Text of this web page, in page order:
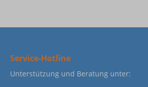
Service-Hotline
Unterstützung und Beratung unter: